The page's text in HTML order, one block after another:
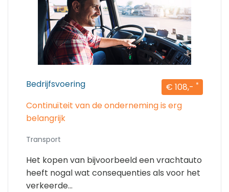
Bedrijfsvoering € 108,- *
Continuïteit van de onderneming is erg
belangrijk
Transport
Het kopen van bijvoorbeeld een vrachtauto
heeft nogal wat consequenties als voor het
verkeerde...